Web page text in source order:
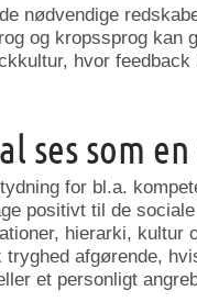
nødvendige
og kropssprog
hvor
ses som
for bl.a.
positivt til de
hierarki, kultur
tryghed afgørende,
et personligt